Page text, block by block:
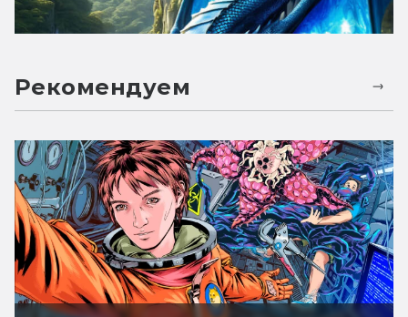
Рекомендуем